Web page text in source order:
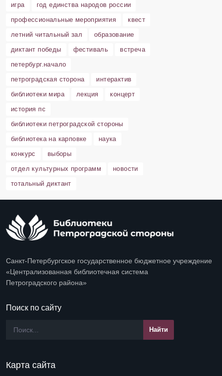
игра
год единства народов россии
профессиональные мероприятия
квест
летний читальный зал
образование
диктант победы
фестиваль
встреча
петербург.начало
петроградская сторона
интерактив
библиотеки мира
лекция
концерт
история пс
библиотеки петроградской стороны
библиотека на карповке
наука
конкурс
выборы
отдел культурных программ
новости
тотальный диктант
Санкт-Петербургское государственное бюджетное учреждение
«Централизованная библиотечная система
Петроградского района»
Поиск по сайту
Карта сайта